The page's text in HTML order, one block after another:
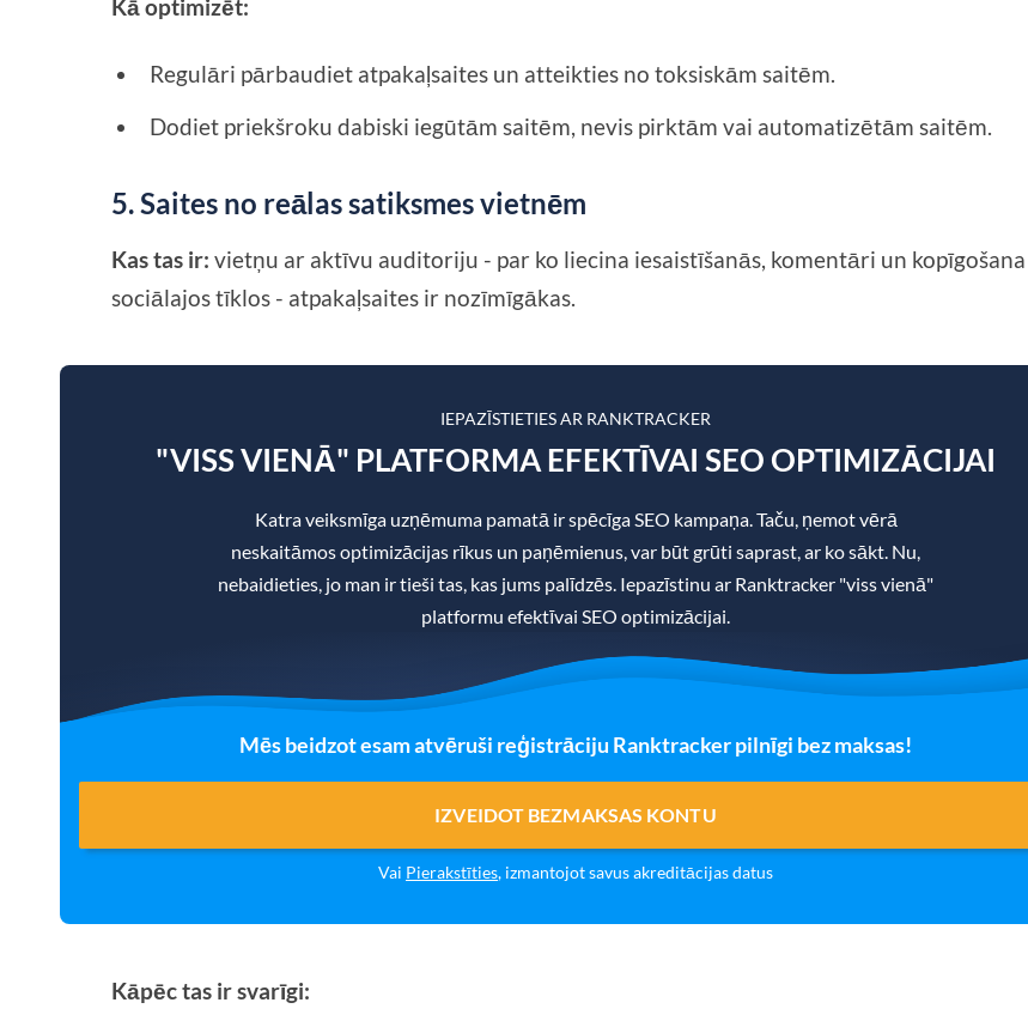
Kā optimizēt:
Regulāri pārbaudiet atpakaļsaites un atteikties no toksiskām saitēm.
Dodiet priekšroku dabiski iegūtām saitēm, nevis pirktām vai automatizētām saitēm.
5. Saites no reālas satiksmes vietnēm
Kas tas ir: vietņu ar aktīvu auditoriju - par ko liecina iesaistīšanās, komentāri un kopīgošana
sociālajos tīklos - atpakaļsaites ir nozīmīgākas.
IEPAZĪSTIETIES AR RANKTRACKER
"VISS VIENĀ" PLATFORMA EFEKTĪVAI SEO OPTIMIZĀCIJAI
Katra veiksmīga uzņēmuma pamatā ir spēcīga SEO kampaņa. Taču, ņemot vērā
neskaitāmos optimizācijas rīkus un paņēmienus, var būt grūti saprast, ar ko sākt. Nu,
nebaidieties, jo man ir tieši tas, kas jums palīdzēs. Iepazīstinu ar Ranktracker "viss vienā"
platformu efektīvai SEO optimizācijai.
Mēs beidzot esam atvēruši reģistrāciju Ranktracker pilnīgi bez maksas!
IZVEIDOT BEZMAKSAS KONTU
Vai Pierakstīties, izmantojot savus akreditācijas datus
Kāpēc tas ir svarīgi: